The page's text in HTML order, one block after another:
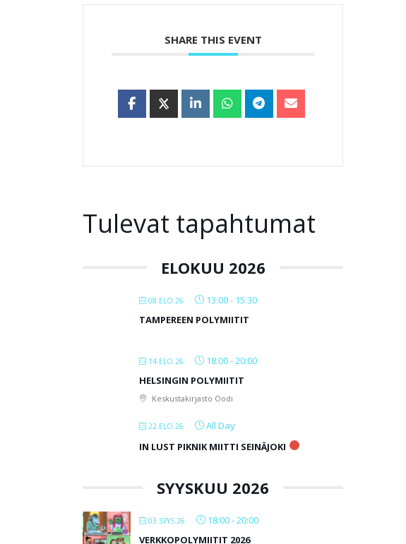
SHARE THIS EVENT
Tulevat tapahtumat
ELOKUU 2026
08.ELO.26 13:00- 15:30
TAMPEREEN POLYMIITIT
14.ELO.26 18:00-20:00
HELSINGIN POLYMIITIT
Keskustakirjasto Oodi
22.ELO.26
All Day
IN LUST PIKNIK MIITTI SEINÄJOKI
SYYSKUU 2026
03.SYYS.26 18:00-20:00
VERKKOPOLYMIITIT 2026